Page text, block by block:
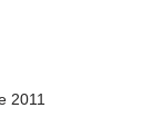
2011